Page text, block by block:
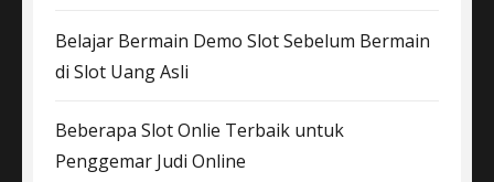
Belajar Bermain Demo Slot Sebelum Bermain
di Slot Uang Asli
Beberapa Slot Onlie Terbaik untuk
Penggemar Judi Online